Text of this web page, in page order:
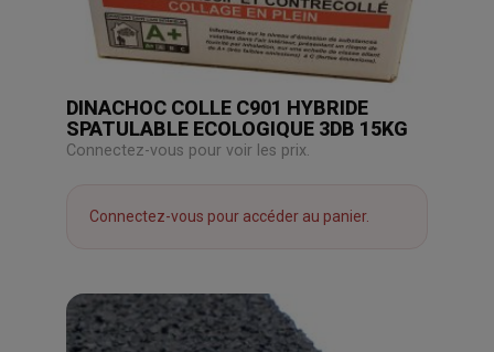
DINACHOC COLLE C901 HYBRIDE
SPATULABLE ECOLOGIQUE 3DB 15KG
Connectez-vous pour voir les prix.
Connectez-vous pour accéder au panier.